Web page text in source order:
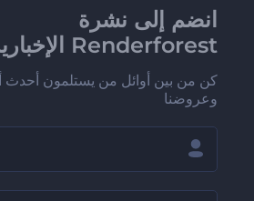
انضم إلى نشرة
Renderforest الإخبارية
كن من بين أوائل من يستلمون أحدث
وعروضنا